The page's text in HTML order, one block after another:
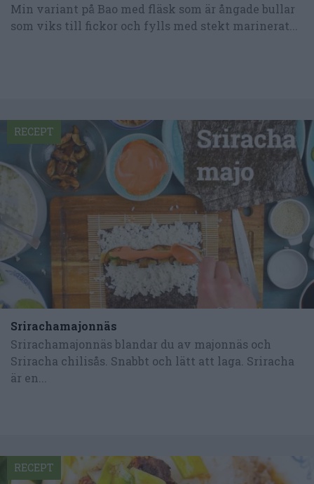
Min variant på Bao med fläsk som är ångade bullar
som viks till fickor och fylls med stekt marinerat...
Srirachamajonnäs
Srirachamajonnäs blandar du av majonnäs och
Sriracha chilisås. Snabbt och lätt att laga. Sriracha
är en...
RECEPT
RECEPT